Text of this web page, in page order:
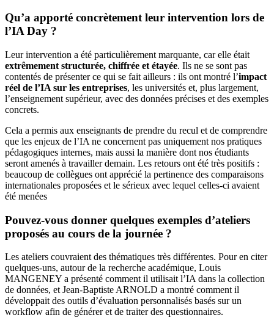
Qu’a apporté concrètement leur intervention lors de
l’IA Day ?
Leur intervention a été particulièrement marquante, car elle était
extrêmement structurée, chiffrée et étayée. Ils ne se sont pas
contentés de présenter ce qui se fait ailleurs : ils ont montré l’impact
réel de l’IA sur les entreprises, les universités et, plus largement,
l’enseignement supérieur, avec des données précises et des exemples
concrets.
Cela a permis aux enseignants de prendre du recul et de comprendre
que les enjeux de l’IA ne concernent pas uniquement nos pratiques
pédagogiques internes, mais aussi la manière dont nos étudiants
seront amenés à travailler demain. Les retours ont été très positifs :
beaucoup de collègues ont apprécié la pertinence des comparaisons
internationales proposées et le sérieux avec lequel celles-ci avaient
été menées
Pouvez-vous donner quelques exemples d’ateliers
proposés au cours de la journée ?
Les ateliers couvraient des thématiques très différentes. Pour en citer
quelques-uns, autour de la recherche académique, Louis
MANGENEY a présenté comment il utilisait l’IA dans la collection
de données, et Jean-Baptiste ARNOLD a montré comment il
développait des outils d’évaluation personnalisés basés sur un
workflow afin de générer et de traiter des questionnaires.